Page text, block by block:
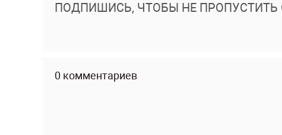
ПОДПИШИСЬ, ЧТОБЫ НЕ ПРОПУСТИТЬ
0 комментариев